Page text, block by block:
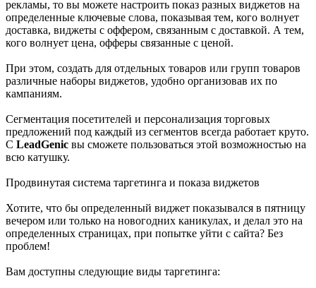
Продвинутая система таргетинга и показа виджетов
Хотите, что бы определенный виджет показывался в пятницу
определенных страницах, при попытке уйти с сайта? Без
проблем!
На определенные страницы сайта
На номера просматриваемых страниц
На время суток и дни недели
пребывания на странице, по времени неактивности,
просматриваемой страницы, при попытке уйти с сайта
(Exit-intent).
Сбор базы email-подписчиков
Настройте сбор email адресов во всех виджетах
рекламы, то вы можете настроить показ разных виджетов на
определенные ключевые слова, показывая тем, кого волнует
доставка, виджеты с оффером, связанным с доставкой. А тем,
кого волнует цена, офферы связанные с ценой.
При этом, создать для отдельных товаров или групп товаров
различные наборы виджетов, удобно организовав их по
кампаниям.
Сегментация посетителей и персонализация торговых
предложений под каждый из сегментов всегда работает круто.
С LeadGenic вы сможете пользоваться этой возможностью на
всю катушку.
Продвинутая система таргетинга и показа виджетов
Хотите, что бы определенный виджет показывался в пятницу
вечером или только на новогодних каникулах, и делал это на
определенных страницах, при попытке уйти с сайта? Без
проблем!
Вам доступны следующие виды таргетинга: